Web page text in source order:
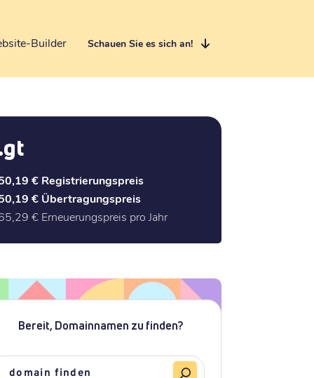
Builder Schauen Sie es sich an!
€ Registrierungspreis
€ Übertragungspreis
€ Erneuerungspreis pro Jahr
Bereit, Domainnamen zu finden?